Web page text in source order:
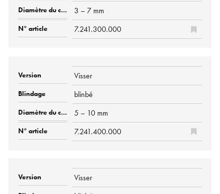
3 – 7 mm
7.241.300.000
Visser
blinbé
5 – 10 mm
7.241.400.000
Visser